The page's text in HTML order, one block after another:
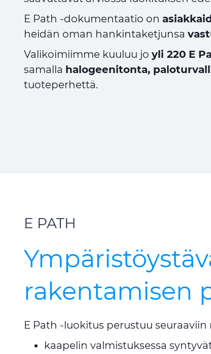
E Path -dokumentaatio on
heidän oman hankintaketjunsa
Valikoimiimme kuuluu jo yli 220 E
samalla halogeenitonta,
tuoteperhettä.
E PATH
rakentamisen
E Path -luokitus perustuu
kaapelin valmistuksessa